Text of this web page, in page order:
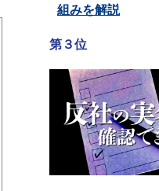
組みを解説
第３位